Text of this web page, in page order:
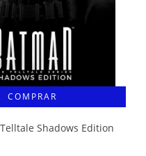
Shadows Edition